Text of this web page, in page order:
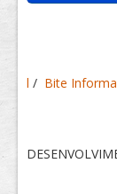
Vídeos
l / Bite Informa